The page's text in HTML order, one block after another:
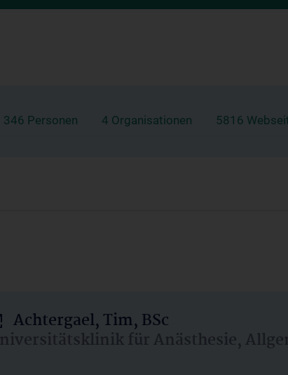
346 Personen 4 Organisationen 5816
Achtergael, Tim, BSc
für Anästhesie,